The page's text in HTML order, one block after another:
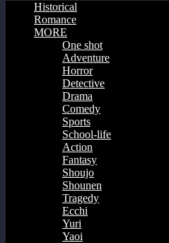
Historical
Romance
MORE
One shot
Adventure
Horror
Detective
Drama
Comedy
Sports
School-life
Action
Fantasy
Shoujo
Shounen
Tragedy
Ecchi
Yuri
Yaoi